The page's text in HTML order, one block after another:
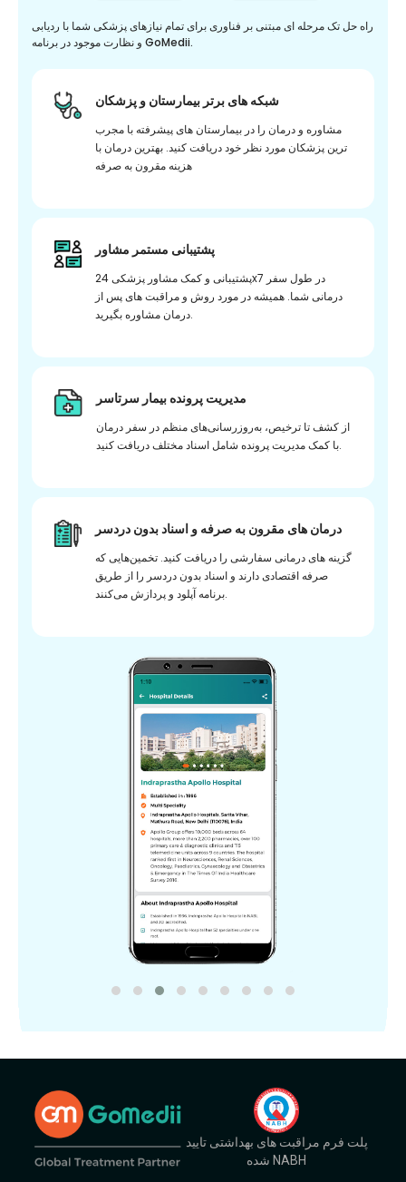
راه حل تک مرحله ای مبتنی بر فناوری برای تمام نیازهای پزشکی شما با ردیابی
و نظارت موجود در برنامه GoMedii.
شبکه های برتر بیمارستان و پزشکان
مشاوره و درمان را در بیمارستان های پیشرفته با مجرب
ترین پزشکان مورد نظر خود دریافت کنید. بهترین درمان با
هزینه مقرون به صرفه
پشتیبانی مستمر مشاور
پشتیبانی و کمک مشاور پزشکی 24x7 در طول سفر
درمانی شما. همیشه در مورد روش و مراقبت های پس از
درمان مشاوره بگیرید.
مدیریت پرونده بیمار سرتاسر
از کشف تا ترخیص، به‌روزرسانی‌های منظم در سفر درمان
با کمک مدیریت پرونده شامل اسناد مختلف دریافت کنید.
درمان های مقرون به صرفه و اسناد بدون دردسر
گزینه های درمانی سفارشی را دریافت کنید. تخمین‌هایی که
صرفه اقتصادی دارند و اسناد بدون دردسر را از طریق
برنامه آپلود و پردازش می‌کنند.
پلت فرم مراقبت های بهداشتی تایید
شده NABH